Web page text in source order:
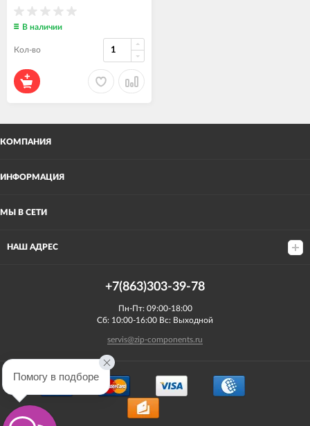
В наличии
Кол-во
КОМПАНИЯ
ИНФОРМАЦИЯ
МЫ В СЕТИ
НАШ АДРЕС
+7(863)303-39-78
Пн-Пт: 09:00-18:00
Сб: 10:00-16:00 Вс: Выходной
servis@zip-components.ru
Помогу в подборе